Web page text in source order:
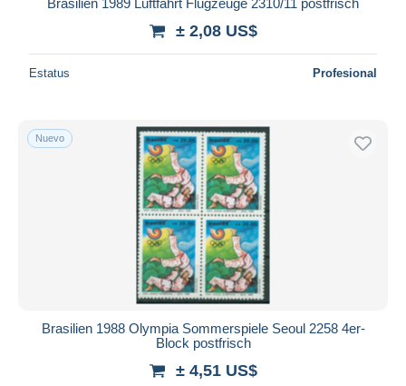
± 2,08 US$
Estatus Profesional
Nuevo
Brasilien 1988 Olympia Sommerspiele Seoul 2258 4er-
Block postfrisch
± 4,51 US$